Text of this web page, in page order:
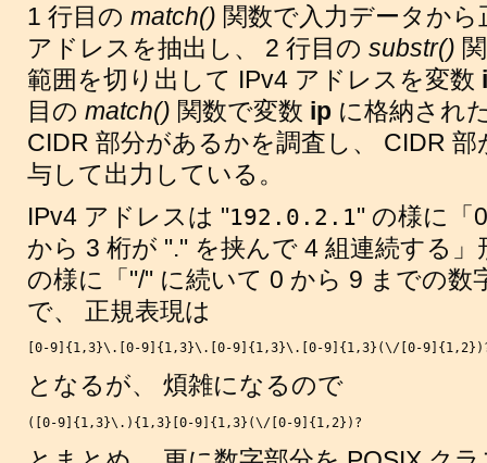
1 行目の match() 関数で入力データか
アドレスを抽出し、 2 行目の substr()
範囲を切り出して IPv4 アドレスを変数
目の match() 関数で変数 ip に格納され
CIDR 部分があるかを調査し、 CIDR
与して出力している。
IPv4 アドレスは "192.0.2.1" の様に「
から 3 桁が "." を挟んで 4 組連続する」
の様に「"/" に続いて 0 から 9 までの数
で、 正規表現は
[0-9]{1,3}\.[0-9]{1,3}\.[0-9]{1,3}\.[0-9]{1,3}(\/[0-
となるが、 煩雑になるので
([0-9]{1,3}\.){1,3}[0-9]{1,3}(\/[0-9]{1,2})?